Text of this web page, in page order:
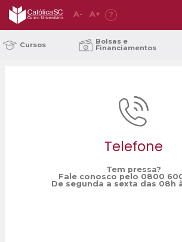
A- A+ ?
Cursos Bolsas e
Financiamentos
Telefone
Tem pressa?
Fale conosco pelo 0800
De segunda a sexta das 08h